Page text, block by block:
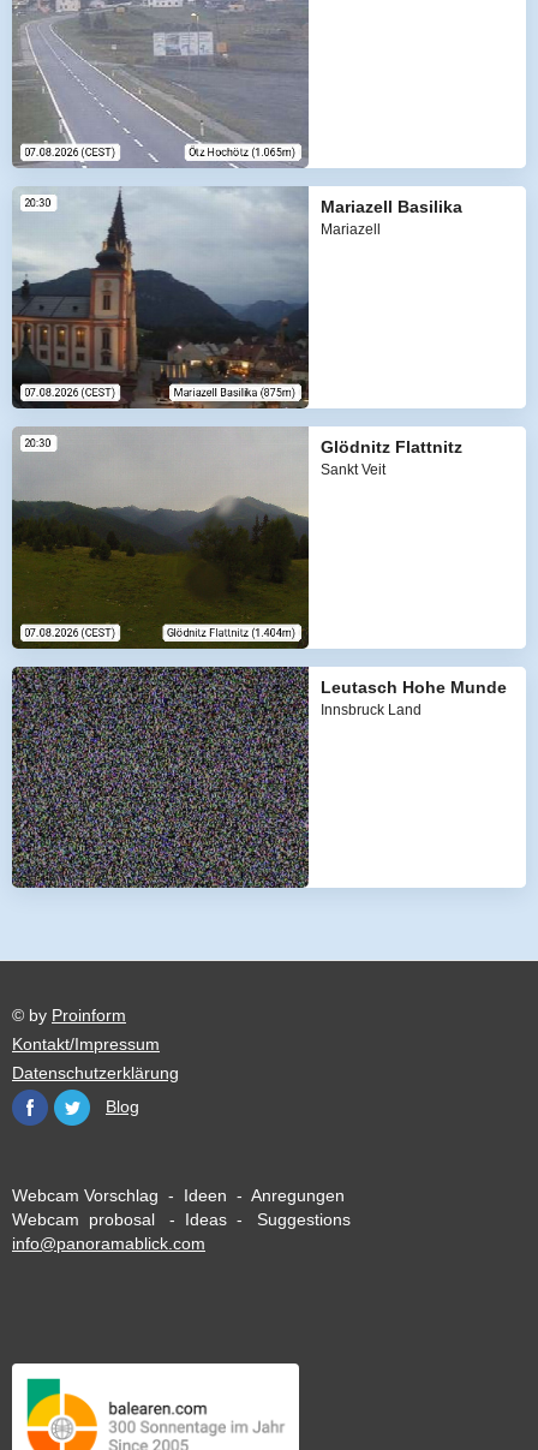
Mariazell Basilika
Mariazell
Glödnitz Flattnitz
Sankt Veit
Leutasch Hohe Munde
Innsbruck Land
© by Proinform
Kontakt/Impressum
Datenschutzerklärung
Blog
Webcam Vorschlag - Ideen - Anregungen
Webcam probosal - Ideas - Suggestions
info@panoramablick.com